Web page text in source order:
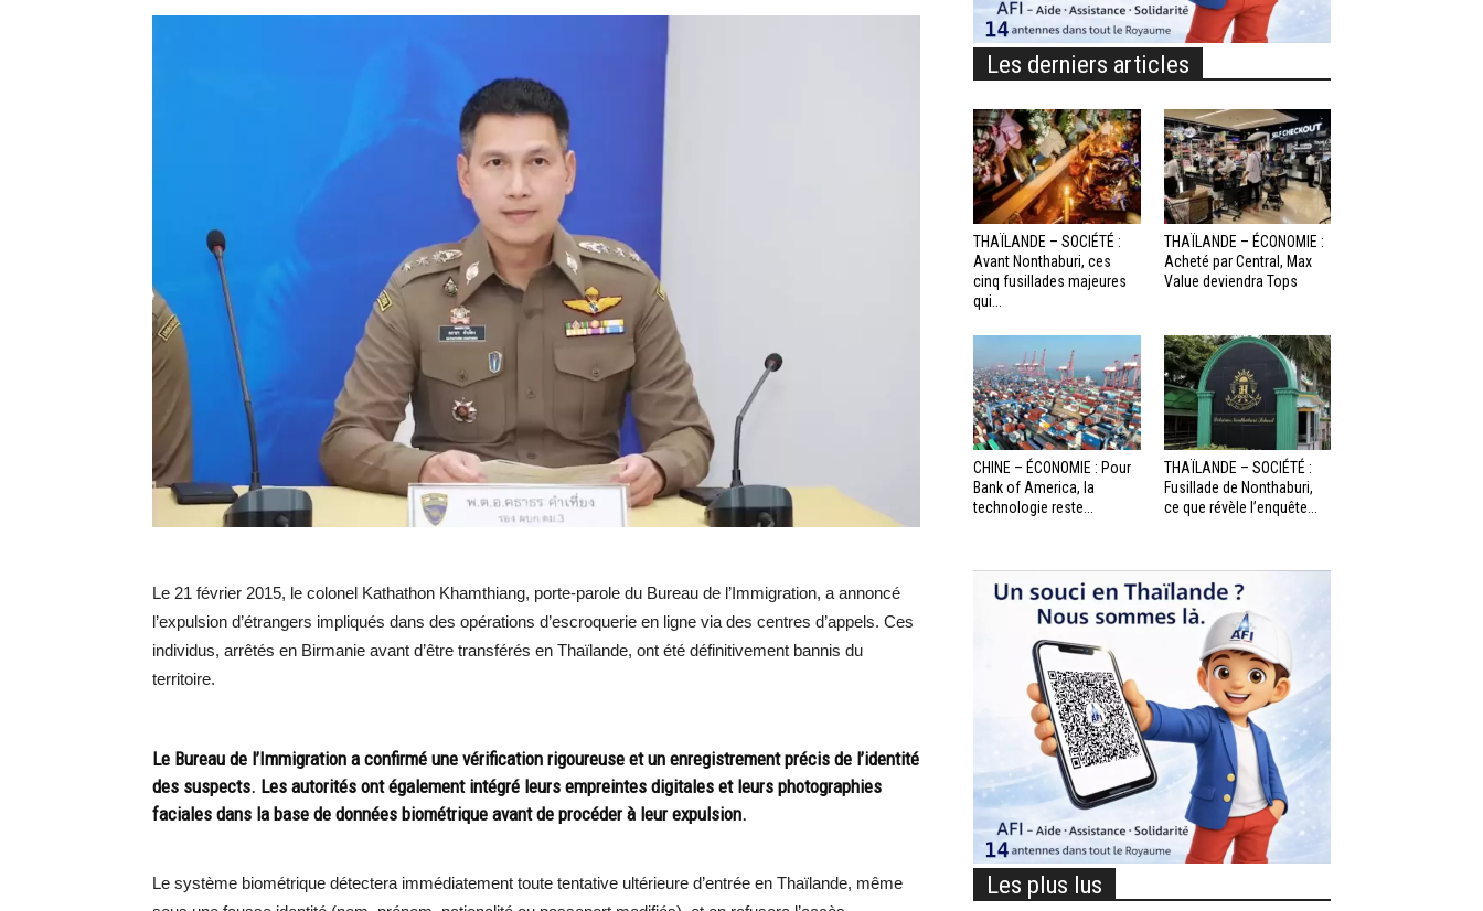
Le 21 février 2015, le colonel Kathathon Khamthiang, porte-parole du Bureau de l’Immigration, a annoncé
l’expulsion d’étrangers impliqués dans des opérations d’escroquerie en ligne via des centres d’appels. Ces
individus, arrêtés en Birmanie avant d’être transférés en Thaïlande, ont été définitivement bannis du
territoire.
Le Bureau de l’Immigration a confirmé une vérification rigoureuse et un enregistrement précis de l’identité
des suspects. Les autorités ont également intégré leurs empreintes digitales et leurs photographies
faciales dans la base de données biométrique avant de procéder à leur expulsion.
Le système biométrique détectera immédiatement toute tentative ultérieure d’entrée en Thaïlande, même
Les derniers articles
THAÏLANDE – SOCIÉTÉ :
Avant Nonthaburi, ces
cinq fusillades majeures
qui...
THAÏLANDE – ÉCONOMIE :
Acheté par Central, Max
Value deviendra Tops
CHINE – ÉCONOMIE : Pour
Bank of America, la
technologie reste...
THAÏLANDE – SOCIÉTÉ :
Fusillade de Nonthaburi,
ce que révèle l’enquête...
Les plus lus